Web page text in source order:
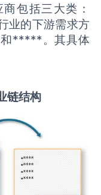
包括三大类：
的下游需求方
*****。其具体
链结构